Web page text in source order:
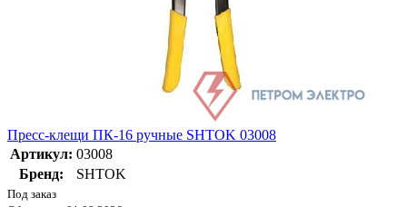
Пресс-клещи ПК-16 ручные SHTOK 03008
Артикул: 03008
Бренд:
SHTOK
Под заказ